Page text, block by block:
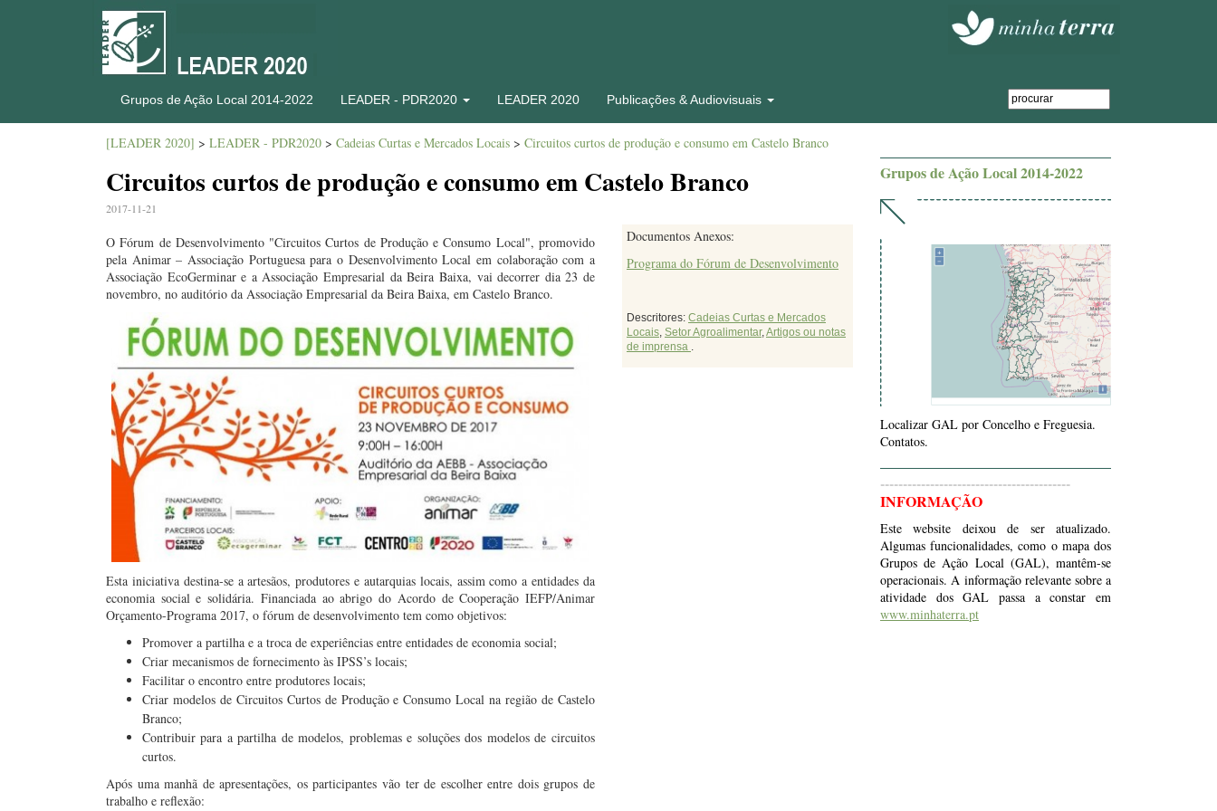
Grupos de Ação Local 2014-2022 LEADER - PDR2020 LEADER 2020 Publicações & Audiovisuais
[LEADER 2020] > LEADER - PDR2020 > Cadeias Curtas e Mercados Locais > Circuitos curtos de produção e consumo em Castelo Branco
Circuitos curtos de produção e consumo em Castelo Branco
2017-11-21
O Fórum de Desenvolvimento "Circuitos Curtos de Produção e Consumo Local", promovido
pela Animar – Associação Portuguesa para o Desenvolvimento Local em colaboração com a
Associação EcoGerminar e a Associação Empresarial da Beira Baixa, vai decorrer dia 23 de
novembro, no auditório da Associação Empresarial da Beira Baixa, em Castelo Branco.
Esta iniciativa destina-se a artesãos, produtores e autarquias locais, assim como a entidades da
economia social e solidária. Financiada ao abrigo do Acordo de Cooperação IEFP/Animar
Orçamento-Programa 2017, o fórum de desenvolvimento tem como objetivos:
Promover a partilha e a troca de experiências entre entidades de economia social;
Criar mecanismos de fornecimento às IPSS’s locais;
Facilitar o encontro entre produtores locais;
Criar modelos de Circuitos Curtos de Produção e Consumo Local na região de Castelo
Branco;
Contribuir para a partilha de modelos, problemas e soluções dos modelos de circuitos
curtos.
Após uma manhã de apresentações, os participantes vão ter de escolher entre dois grupos de
trabalho e reflexão:
Documentos Anexos:
Programa do Fórum de Desenvolvimento
Descritores: Cadeias Curtas e Mercados
Locais, Setor Agroalimentar,Artigos ou notas
de imprensa .
Grupos de Ação Local 2014-2022
Localizar GAL por Concelho e Freguesia.
Contatos.
------------------------------------------
INFORMAÇÃO
Este website deixou de ser atualizado.
Algumas funcionalidades, como o mapa dos
Grupos de Ação Local (GAL), mantêm-se
operacionais. A informação relevante sobre a
atividade dos GAL passa a constar em
www.minhaterra.pt